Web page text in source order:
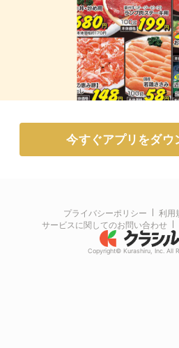
今すぐアプリをダウ
プライバシーポリシー 利用
サービスに関してのお問い合わせ
Copyright© Kurashiru, Inc. All